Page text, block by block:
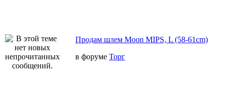
Продам шлем Moon MIPS, L (58-61cm)
в форуме Торг